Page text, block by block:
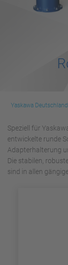
Yaskawa Deutschland
Speziell für
entwickelte runde
Adapterhalterung
Die stabilen,
sind in allen